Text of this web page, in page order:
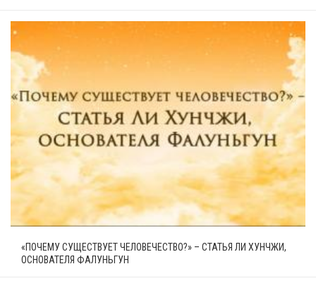
«ПОЧЕМУ СУЩЕСТВУЕТ ЧЕЛОВЕЧЕСТВО?» – СТАТЬЯ ЛИ ХУНЧЖИ,
ОСНОВАТЕЛЯ ФАЛУНЬГУН